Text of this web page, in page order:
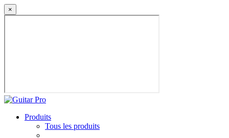
×
Produits
Tous les produits